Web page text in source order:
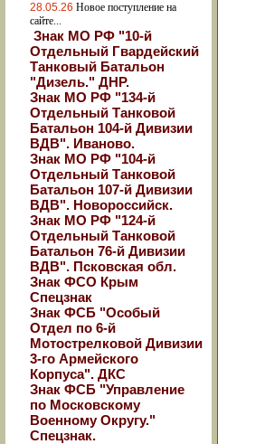
28.05.26 Новое поступление на
сайте...
Знак МО РФ "10-й
Отдельный Гвардейский
Танковый Батальон
"Дизель." ДНР.
Знак МО РФ "134-й
Отдельный Танковой
Батальон 104-й Дивизии
ВДВ". Иваново.
Знак МО РФ "104-й
Отдельный Танковой
Батальон 107-й Дивизии
ВДВ". Новороссийск.
Знак МО РФ "124-й
Отдельный Танковой
Батальон 76-й Дивизии
ВДВ". Псковская обл.
Знак ФСО Крым
Спецзнак
Знак ФСБ "Особый
Отдел по 6-й
Мотострелковой Дивизии
3-го Армейского
Корпуса". ДКС
Знак ФСБ "Управление
по Московскому
Военному Округу."
Спецзнак.